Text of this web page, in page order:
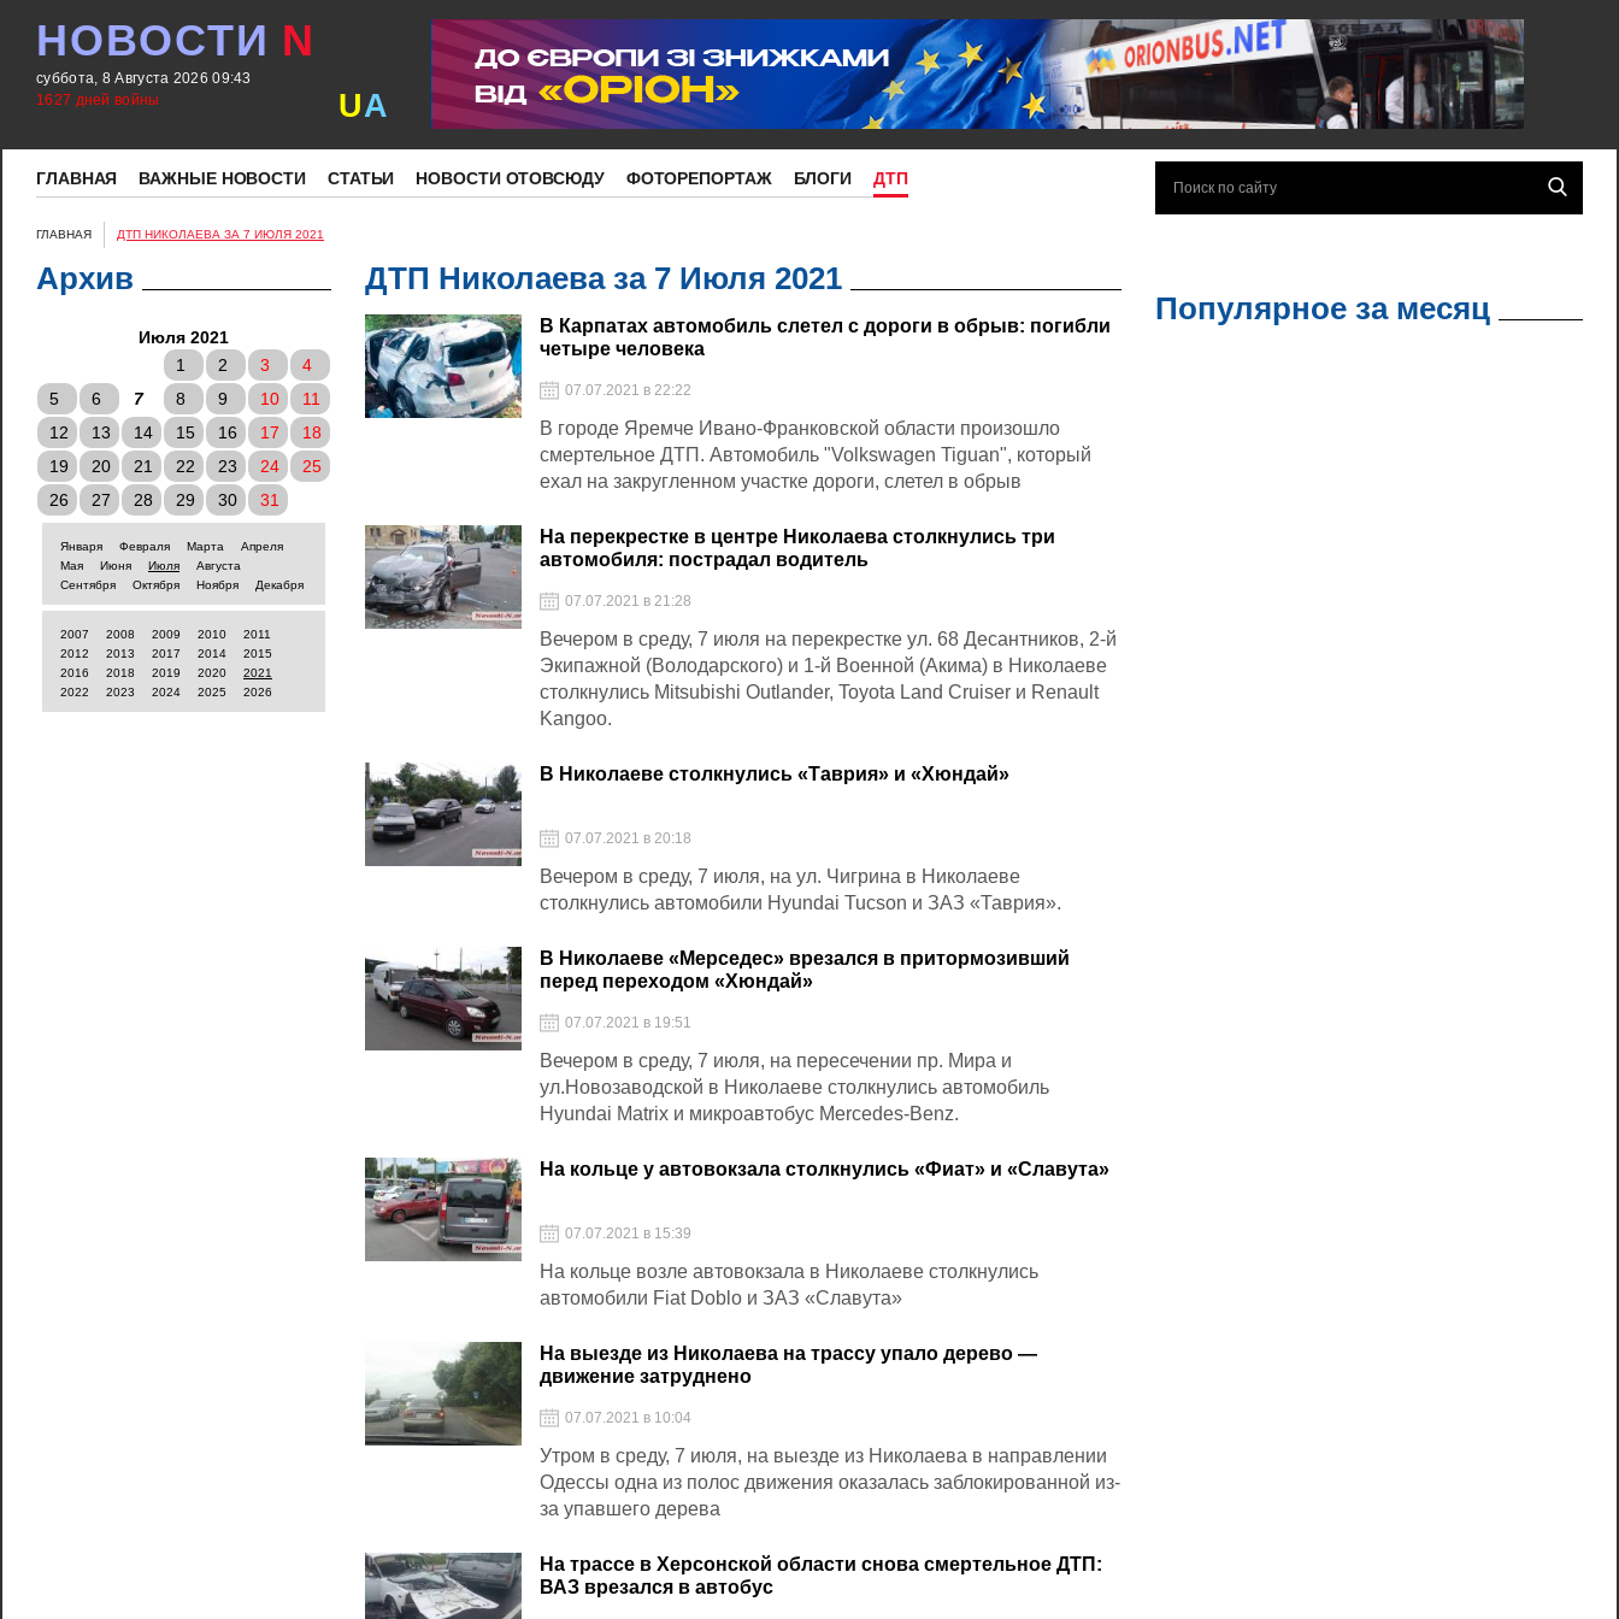
НОВОСТИ N
суббота, 8 Августа 2026 09:43
1627 дней войны
UA
ГЛАВНАЯ ВАЖНЫЕ НОВОСТИ СТАТЬИ НОВОСТИ ОТОВСЮДУ ФОТОРЕПОРТАЖ БЛОГИ ДТП
ГЛАВНАЯ ДТП НИКОЛАЕВА ЗА 7 ИЮЛЯ 2021
Архив
Июля 2021
1
2 3
4
5
6 7 8 9 10
11
12
13 14 15 16 17
18
19
20 21 22 23 24
25
26
27 28 29 30 31
Января Февраля Марта
Апреля
Мая
Июня Июля
Августа
Сентября
Октября Ноября Декабря
2007 2008 2009 2010
2011
2012
2013 2017 2014
2015
2016
2018 2019 2020
2021
2022
2023 2024 2025 2026
ДТП Николаева за 7 Июля 2021
В Карпатах автомобиль слетел с дороги в обрыв: погибли
четыре человека
07.07.2021 в 22:22
В городе Яремче Ивано-Франковской области произошло
смертельное ДТП. Автомобиль "Volkswagen Tiguan", который
ехал на закругленном участке дороги, слетел в обрыв
На перекрестке в центре Николаева столкнулись три
автомобиля: пострадал водитель
07.07.2021 в 21:28
Вечером в среду, 7 июля на перекрестке ул. 68 Десантников, 2-й
Экипажной (Володарского) и 1-й Военной (Акима) в Николаеве
столкнулись Mitsubishi Outlander, Toyota Land Cruiser и Renault
Kangoo.
В Николаеве столкнулись «Таврия» и «Хюндай»
07.07.2021 в 20:18
Вечером в среду, 7 июля, на ул. Чигрина в Николаеве
столкнулись автомобили Hyundai Tucson и ЗАЗ «Таврия».
В Николаеве «Мерседес» врезался в притормозивший
перед переходом «Хюндай»
07.07.2021 в 19:51
Вечером в среду, 7 июля, на пересечении пр. Мира и
ул.Новозаводской в Николаеве столкнулись автомобиль
Hyundai Matrix и микроавтобус Mercedes-Benz.
На кольце у автовокзала столкнулись «Фиат» и «Славута»
07.07.2021 в 15:39
На кольце возле автовокзала в Николаеве столкнулись
автомобили Fiat Doblo и ЗАЗ «Славута»
На выезде из Николаева на трассу упало дерево —
движение затруднено
07.07.2021 в 10:04
Утром в среду, 7 июля, на выезде из Николаева в направлении
Одессы одна из полос движения оказалась заблокированной из-
за упавшего дерева
На трассе в Херсонской области снова смертельное ДТП:
ВАЗ врезался в автобус
Популярное за месяц